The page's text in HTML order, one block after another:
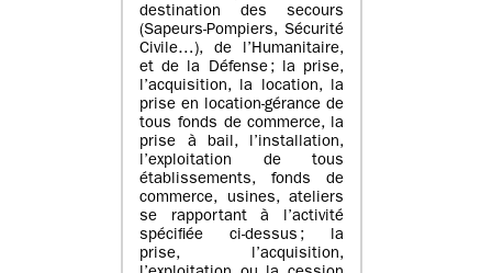
destination des secours
(Sapeurs-Pompiers, Sécurité
Civile…), de l’Humanitaire,
et de la Défense ; la prise,
l’acquisition, la location, la
prise en location-gérance de
tous fonds de commerce, la
prise à bail, l’installation,
l’exploitation de tous
établissements, fonds de
commerce, usines, ateliers
se rapportant à l’activité
spécifiée ci-dessus ; la
prise, l’acquisition,